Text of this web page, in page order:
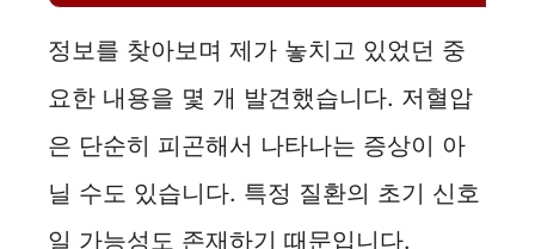
정보를 찾아보며 제가 놓치고 있었던 중
요한 내용을 몇 개 발견했습니다. 저혈압
은 단순히 피곤해서 나타나는 증상이 아
닐 수도 있습니다. 특정 질환의 초기 신호
일 가능성도 존재하기 때문입니다.